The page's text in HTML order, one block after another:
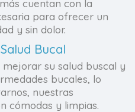
cuentan con la
para ofrecer un
y sin dolor.
Bucal
su salud buscal y
bucales, lo
nuestras
cómodas y limpias.